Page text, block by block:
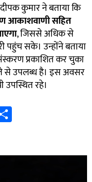
कुमार ने बताया कि
आकाशवाणी सहित
, जिससे अधिक से
पहुंच सके। उन्होंने बताया
प्रकाशित कर चुका
से उपलब्ध है। इस अवसर
उपस्थित रहे।
e